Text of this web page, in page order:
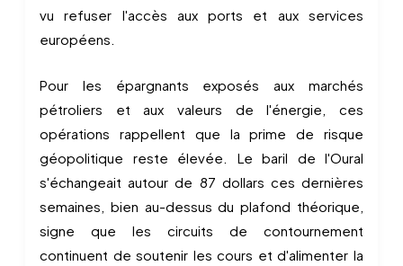
vu refuser l'accès aux ports et aux services
européens.
Pour les épargnants exposés aux marchés
pétroliers et aux valeurs de l'énergie, ces
opérations rappellent que la prime de risque
géopolitique reste élevée. Le baril de l'Oural
s'échangeait autour de 87 dollars ces dernières
semaines, bien au-dessus du plafond théorique,
signe que les circuits de contournement
continuent de soutenir les cours et d'alimenter la